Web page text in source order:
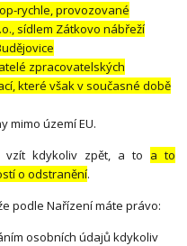
rychle, provozované
sídlem Zátkovo nábřeží
zpracovatelských
které však v současné době
mimo území EU.
vzít kdykoliv zpět, a to a to
o odstranění.
podle Nařízení máte právo:
osobních údajů kdykoliv